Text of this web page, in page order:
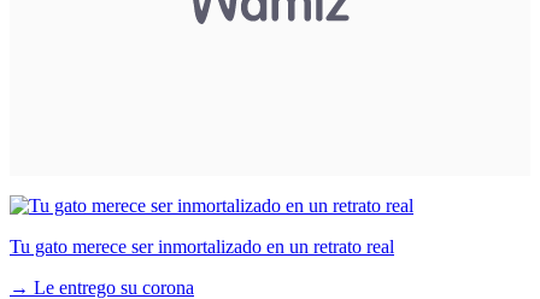
Tu gato merece ser inmortalizado en un retrato real
→ Le entrego su corona